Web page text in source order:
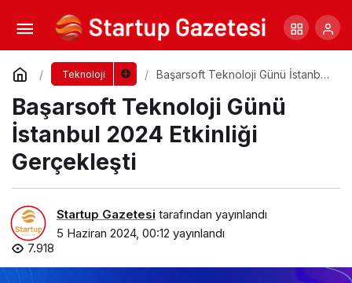
Teknoloji
Başarsoft Teknoloji Günü İstanbul
Başarsoft Teknoloji Günü
İstanbul 2024 Etkinliği
Gerçekleşti
Startup Gazetesi tarafından yayınlandı
5 Haziran 2024, 00:12 yayınlandı
7.918
Salon Yönetimi Yazılımı Pazarı Büyüyor
Yorum Yap Paylaş